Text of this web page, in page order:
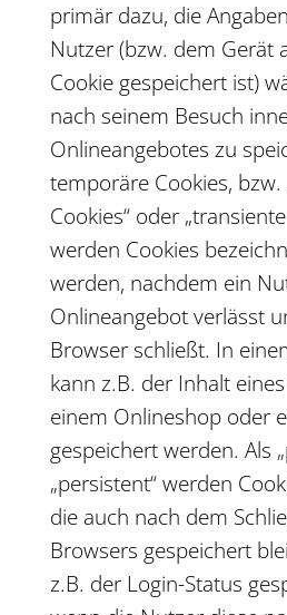
primär dazu, die
Nutzer (bzw. dem Gerät
Cookie gespeichert ist)
nach seinem Besuch
Onlineangebotes zu
temporäre Cookies, bzw.
Cookies“ oder
werden Cookies
werden, nachdem ein
Onlineangebot verlässt
Browser schließt. In
kann z.B. der Inhalt
einem Onlineshop oder
gespeichert werden. Als
„persistent“ werden
die auch nach dem
Browsers gespeichert
z.B. der Login-Status